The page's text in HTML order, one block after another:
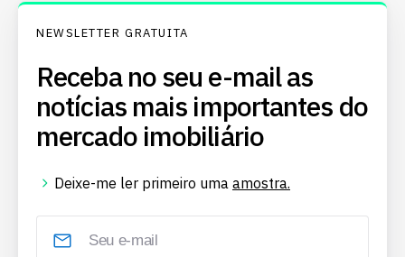
NEWSLETTER GRATUITA
Receba no seu e-mail as
notícias mais importantes do
mercado imobiliário
Deixe-me ler primeiro uma amostra.